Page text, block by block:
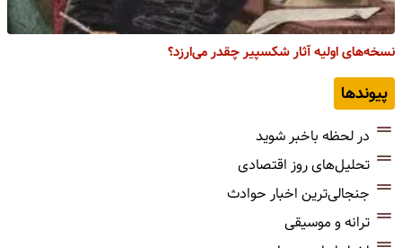
نسخه‌های اولیه آثار شکسپیر چقدر می‌ارزد؟
پیوندها
در لحظه باخبر شوید
تحلیل‌های روز اقتصادی
جنجالی‌ترین اخبار حوادث
ترانه و موسیقی